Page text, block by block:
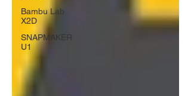
Bambu Lab
X2D
SNAPMAKER
U1